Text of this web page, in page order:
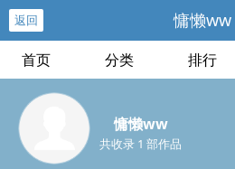
返回 慵懒ww
首页 分类 排行
慵懒ww
共收录 1 部作品